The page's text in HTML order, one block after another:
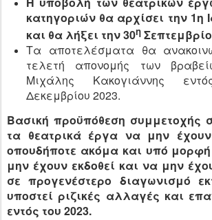
κατηγοριών θα αρχίσει την 1η
και θα λήξει την30η
Τα αποτελέσματα θα
τελετή απονομής των
Μιχάλης Κακογιάννης
Δεκεμβρίου 2023.
Βασική προϋπόθεση συμμετοχής
τα θεατρικά έργα να μην έχουν
οπουδήποτε ακόμα και υπό
μην έχουν εκδοθεί και να μην
σε προγενέστερο διαγωνισμό
υποστεί ριζικές αλλαγές και
εντός του 2023.